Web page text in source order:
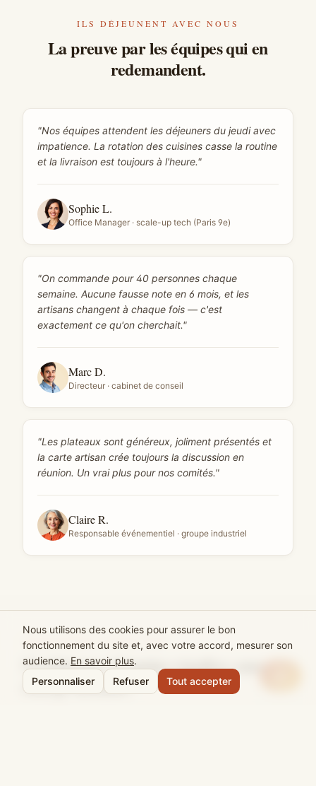
ILS DÉJEUNENT AVEC NOUS
La preuve par les équipes qui en
redemandent.
"Nos équipes attendent les déjeuners du jeudi avec
impatience. La rotation des cuisines casse la routine
et la livraison est toujours à l'heure."
Sophie L.
Office Manager · scale-up tech (Paris 9e)
"On commande pour 40 personnes chaque
semaine. Aucune fausse note en 6 mois, et les
artisans changent à chaque fois — c'est
exactement ce qu'on cherchait."
Marc D.
Directeur · cabinet de conseil
"Les plateaux sont généreux, joliment présentés et
la carte artisan crée toujours la discussion en
réunion. Un vrai plus pour nos comités."
Claire R.
Responsable événementiel · groupe industriel
ABONNEMENT DÉJEUNER
Un déjeuner d'équipe régulier, sans
charge mentale.
Nous utilisons des cookies pour assurer le bon
fonctionnement du site et, avec votre accord, mesurer son
audience. En savoir plus.
Personnaliser
Refuser Tout accepter